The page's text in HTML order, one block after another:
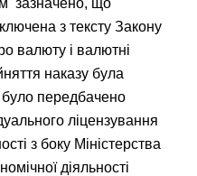
зазначено, що
з тексту Закону
валюту і валютні
наказу була
передбачено
ліцензування
з боку Міністерства
діяльності